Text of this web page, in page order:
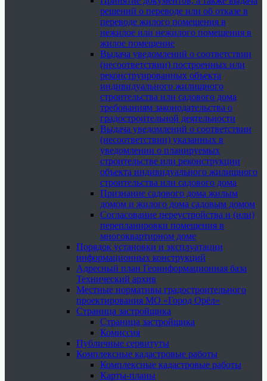
решений о переводе или об отказе в
переводе жилого помещения в
нежилое или нежилого помещения в
жилое помещение
Выдача уведомлений о соответствии
(несоответствии) построенных или
реконструированных объекта
индивидуального жилищного
строительства или садового дома
требованиям законодательства о
градостроительной деятельности
Выдача уведомлений о соответствии
(несоответствии) указанных в
уведомлении о планируемых
строительстве или реконструкции
объекта индивидуального жилищного
строительства или садового дома
Признание садового дома жилым
домом и жилого дома садовым домом
Согласование переустройства и (или)
перепланировки помещения в
многоквартирном доме
Порядок установки и эксплуатации
информационных конструкций
Адресный план Геоинформационная база
Технический архив
Местные нормативы градостроительного
проектирования МО «Город Орёл»
Страница застройщика
Страница застройщика
Комиссия
Публичные сервитуты
Комплексные кадастровые работы
Комплексные кадастровые работы
Карты-планы